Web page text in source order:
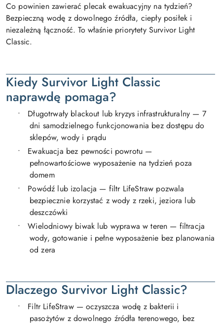
Co powinien zawierać plecak ewakuacyjny na tydzień?
Bezpieczną wodę z dowolnego źródła, ciepły posiłek i
niezależną łączność.To właśnie priorytety Survivor Light
Classic.
Kiedy Survivor Light Classic
naprawdę pomaga?
•
Długotrwały blackout lub kryzys infrastrukturalny — 7
dni samodzielnego funkcjonowania bez dostępu do
sklepów, wody i prądu
•
Ewakuacja bez pewności powrotu —
pełnowartościowe wyposażenie na tydzień poza
domem
•
Powódź lub izolacja — filtr LifeStraw pozwala
bezpiecznie korzystać z wody z rzeki, jeziora lub
deszczówki
•
Wielodniowy biwak lub wyprawa w teren — filtracja
wody, gotowanie i pełne wyposażenie bez planowania
od zera
Dlaczego Survivor Light Classic?
•
Filtr LifeStraw — oczyszcza wodę z bakterii i
pasożytów z dowolnego źródła terenowego, bez